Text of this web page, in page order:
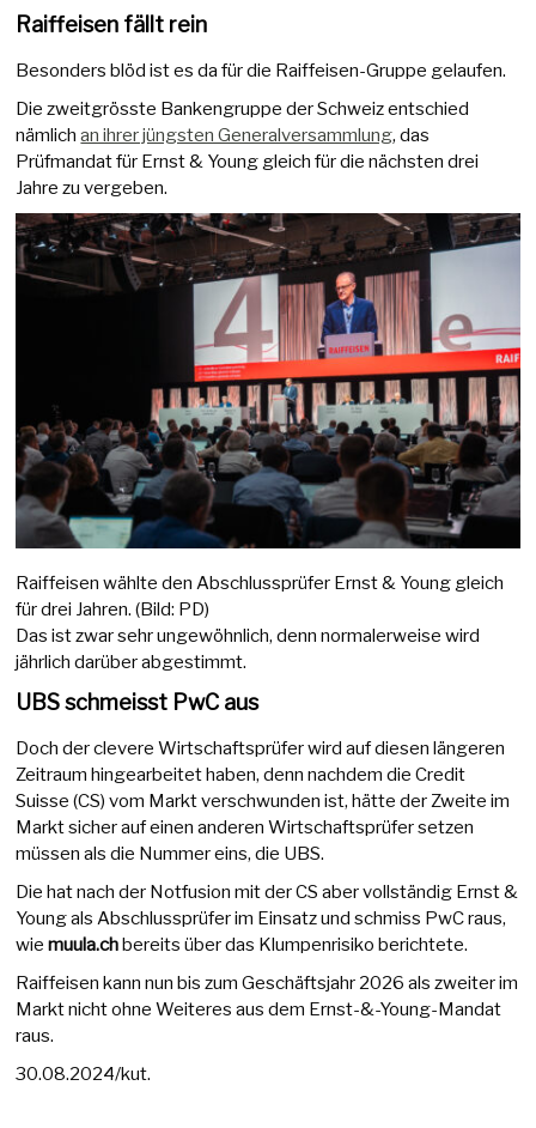
Raiffeisen fällt rein
Besonders blöd ist es da für die Raiffeisen-Gruppe gelaufen.
Die zweitgrösste Bankengruppe der Schweiz entschied
nämlichan ihrer jüngsten Generalversammlung, das
Prüfmandat für Ernst & Young gleich für die nächsten drei
Jahre zu vergeben.
Raiffeisen wählte den Abschlussprüfer Ernst & Young gleich
für drei Jahren. (Bild: PD)
Das ist zwar sehr ungewöhnlich, denn normalerweise wird
jährlich darüber abgestimmt.
UBS schmeisst PwC aus
Doch der clevere Wirtschaftsprüfer wird auf diesen längeren
Zeitraum hingearbeitet haben, denn nachdem die Credit
Suisse (CS) vom Markt verschwunden ist, hätte der Zweite im
Markt sicher auf einen anderen Wirtschaftsprüfer setzen
müssen als die Nummer eins, die UBS.
Die hat nach der Notfusion mit der CS aber vollständig Ernst &
Young als Abschlussprüfer im Einsatz und schmiss PwC raus,
wiemuula.chbereits über das Klumpenrisiko berichtete.
Raiffeisen kann nun bis zum Geschäftsjahr 2026 als zweiter im
Markt nicht ohne Weiteres aus dem Ernst-&-Young-Mandat
raus.
30.08.2024/kut.